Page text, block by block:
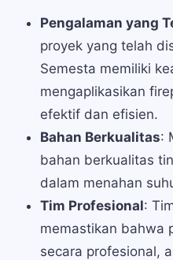
Pengalaman yang
proyek yang telah
Semesta memiliki
mengaplikasikan
efektif dan efisien.
Bahan Berkualitas:
bahan berkualitas
dalam menahan
Tim Profesional:
memastikan bahwa
secara profesional,